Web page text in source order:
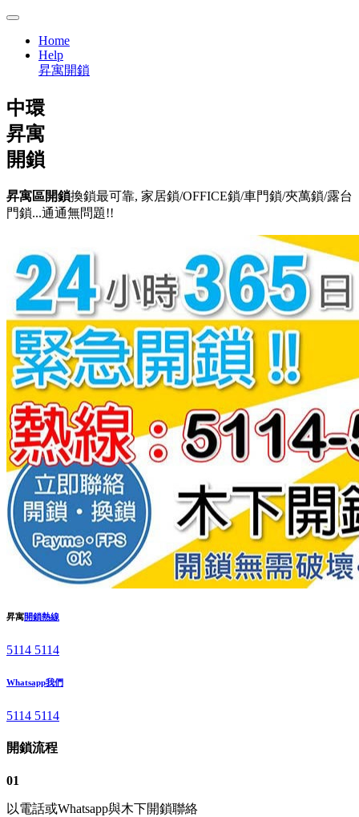
Home
Help
昇寓開鎖
中環
昇寓
開鎖
昇寓區開鎖換鎖最可靠, 家居鎖/OFFICE鎖/車門鎖/夾萬鎖/露台
門鎖...通通無問題!!
昇寓開鎖熱線
5114 5114
Whatsapp我們
5114 5114
開鎖流程
01
以電話或Whatsapp與木下開鎖聯絡